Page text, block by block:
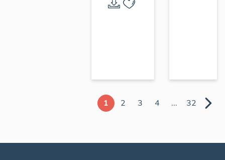
1 2 3 4 ... 32